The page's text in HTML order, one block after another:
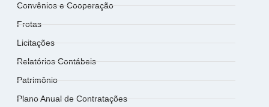
Convênios e Cooperação
Frotas
Licitações
Relatórios Contábeis
Patrimônio
Plano Anual de Contratações